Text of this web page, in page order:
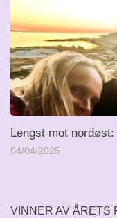
Lengst mot
04/04/2025
VINNER AV ÅRETS